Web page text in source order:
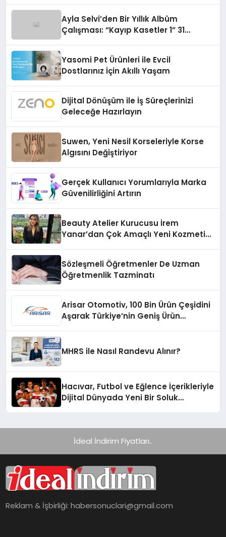
Ayla Selvi’den Bir Yıllık Albüm
Çalışması: “Kayıp Kasetler 1” 31
Yasomi Pet Ürünleri ile Evcil
Dostlarınız İçin Akıllı Yaşam
Dijital Dönüşüm ile İş Süreçlerinizi
Geleceğe Hazırlayın
Suwen, Yeni Nesil Korseleriyle Korse
Algısını Değiştiriyor
Gerçek Kullanıcı Yorumlarıyla Marka
Güvenilirliğini Artırın
Beauty Atelier Kurucusu İrem
Yanar’dan Çok Amaçlı Yeni Kozmetik
Sözleşmeli Öğretmenler De Uzman
Öğretmenlik Tazminatı
Arisar Otomotiv, 100 Bin Ürün Çeşidini
Aşarak Türkiye’nin Geniş Ürün
MHRS ile Nasıl Randevu Alınır?
Hacıvar, Futbol ve Eğlence İçerikleriyle
Dijital Dünyada Yeni Bir Soluk
İdeal İndirim Fiyatları..
Reklam & İşbirliği:habersonuclari@gmail.com